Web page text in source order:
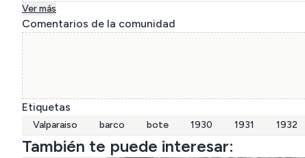
Ver más
Comentarios de la comunidad
Etiquetas
Valparaiso barco bote 1930 1931 1932
También te puede interesar: